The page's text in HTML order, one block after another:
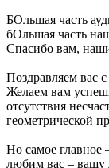
БОльшая часть
бОльшая часть
Спасибо вам,
Поздравляем вас
Желаем вам
отсутствия
геометрической
Но самое главное
любим вас – вашу